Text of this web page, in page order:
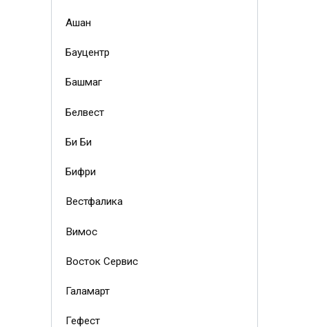
Ашан
Бауцентр
Башмаг
Белвест
Би Би
Бифри
Вестфалика
Вимос
Восток Сервис
Галамарт
Гефест